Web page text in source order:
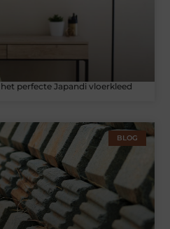
perfecte Japandi vloerkleed
BLOG